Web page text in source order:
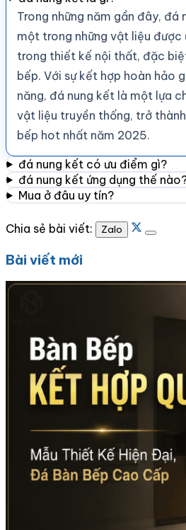
Trong những năm gần đây, đá
một trong những vật liệu được
trong thiết kế nội thất, đặc
bếp. Với sự kết hợp hoàn hảo
năng, đá nung kết là một lựa
vật liệu truyền thống, trở
bếp hot nhất năm 2025.
đá nung kết có ưu điểm gì?
đá nung kết ứng dụng thế
Mua ở đâu uy tín?
Chia sẻ bài viết: Zalo
Bài viết mới